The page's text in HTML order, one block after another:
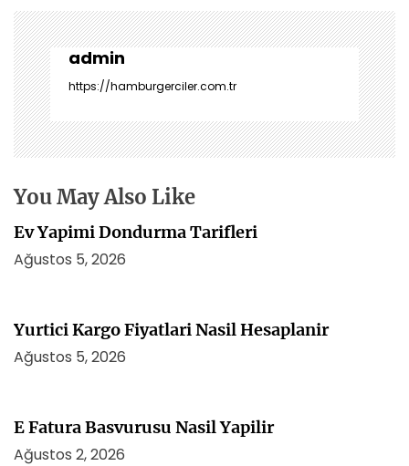
g
e
z
i
n
m
e
i
admin
https://hamburgerciler.com.tr
You May Also Like
Ev Yapimi Dondurma Tarifleri
Ağustos 5, 2026
Yurtici Kargo Fiyatlari Nasil Hesaplanir
Ağustos 5, 2026
E Fatura Basvurusu Nasil Yapilir
Ağustos 2, 2026